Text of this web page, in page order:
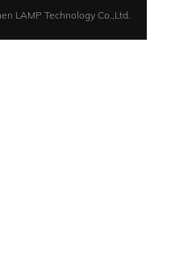
LAMP Technology Co.,Ltd.